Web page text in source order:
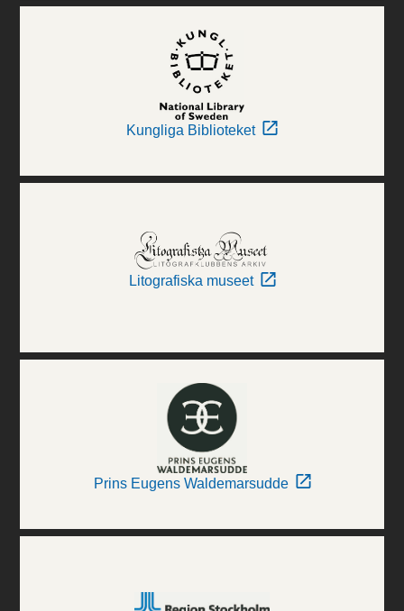
Kungliga Biblioteket
Litografiska museet
Prins Eugens Waldemarsudde